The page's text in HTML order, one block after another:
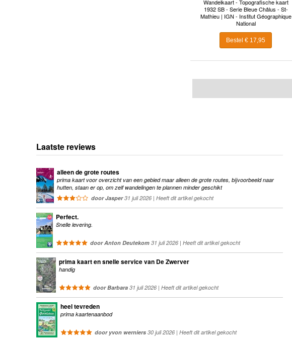
Wandelkaart - Topografische kaart
1932 SB - Serie Bleue Châlus - St-
Mathieu | IGN - Institut Géographique
National
Bestel € 17,95
Laatste reviews
alleen de grote routes
prima kaart voor overzicht van een gebied maar alleen de grote routes, bijvoorbeeld naar
hutten, staan er op, om zelf wandelingen te plannen minder geschikt
door Jasper31 juli 2026 | Heeft dit artikel gekocht
Perfect.
Snelle levering.
door Anton Deutekom 31 juli 2026 | Heeft dit artikel gekocht
prima kaart en snelle service van De Zwerver
handig
door Barbara 31 juli 2026 | Heeft dit artikel gekocht
heel tevreden
prima kaartenaanbod
door yvon werniers 30 juli 2026 | Heeft dit artikel gekocht